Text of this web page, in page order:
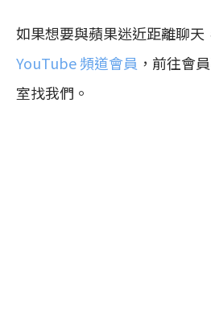
如果想要與蘋果迷近距離聊天
YouTube 頻道會員 ，前往會
室找我們。